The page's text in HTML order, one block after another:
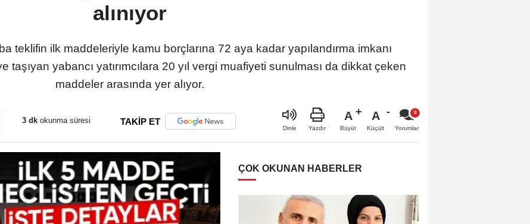
alınıyor
teklifin ilk maddeleriyle kamu borçlarına 72 aya kadar yapılandırma imkanı
taşıyan yabancı yatırımcılara 20 yıl vergi muafiyeti sunulması da dikkat çeken
maddeler arasında yer alıyor.
3 dk okunma süresi TAKİP ET
Dinle Yazdır
A
Büyüt
A
Küçült Yorumlar
ÇOK OKUNAN HABERLER